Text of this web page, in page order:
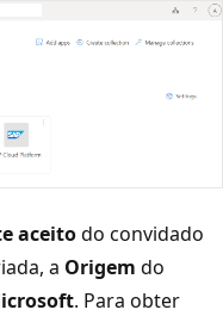
aceitodo convidado
a Origem do
. Para obter